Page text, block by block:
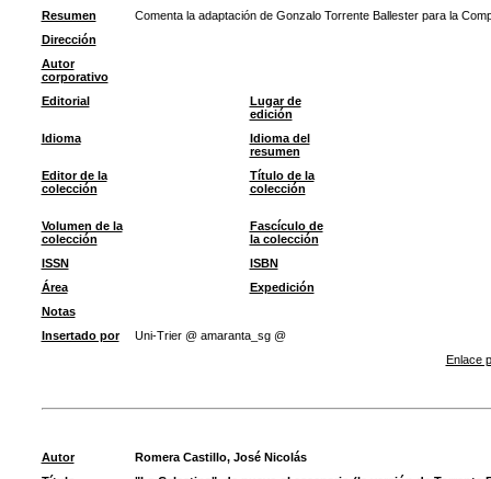
Resumen
Comenta la adaptación de Gonzalo Torrente Ballester para la
Dirección
Autor
corporativo
Editorial
Lugar de
edición
Idioma
Idioma del
resumen
Editor de la
colección
Título de la
colección
Volumen de la
colección
Fascículo de
la colección
ISSN
ISBN
Área
Expedición
Notas
Insertado por
Uni-Trier @ amaranta_sg @
Enlace
Autor
Romera Castillo, José Nicolás